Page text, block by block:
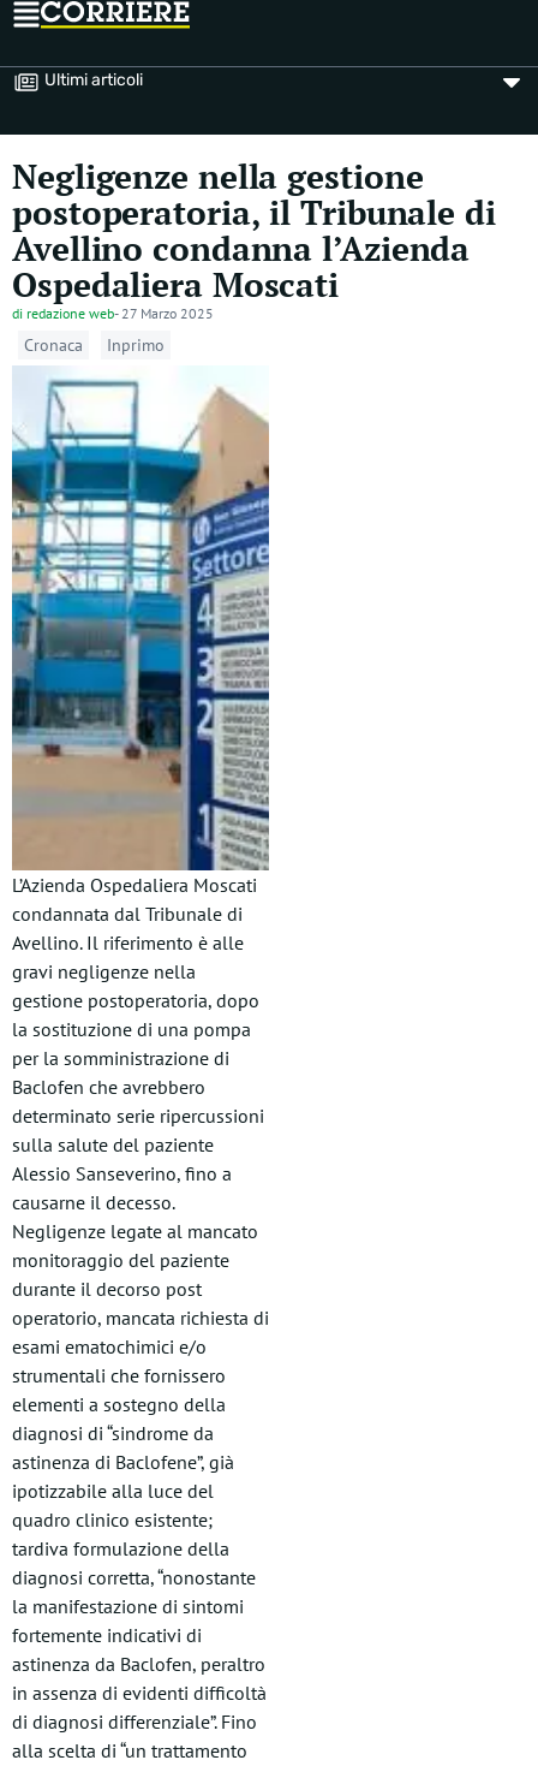
Ultimi articoli
Negligenze nella gestione
postoperatoria, il Tribunale di
Avellino condanna l’Azienda
Ospedaliera Moscati
di redazione web- 27 Marzo 2025
Cronaca Inprimo
L’Azienda Ospedaliera Moscati
condannata dal Tribunale di
Avellino. Il riferimento è alle
gravi negligenze nella
gestione postoperatoria, dopo
la sostituzione di una pompa
per la somministrazione di
Baclofen che avrebbero
determinato serie ripercussioni
sulla salute del paziente
Alessio Sanseverino, fino a
causarne il decesso.
Negligenze legate al mancato
monitoraggio del paziente
durante il decorso post
operatorio, mancata richiesta di
esami ematochimici e/o
strumentali che fornissero
elementi a sostegno della
diagnosi di “sindrome da
astinenza di Baclofene”, già
ipotizzabile alla luce del
quadro clinico esistente;
tardiva formulazione della
diagnosi corretta, “nonostante
la manifestazione di sintomi
fortemente indicativi di
astinenza da Baclofen, peraltro
in assenza di evidenti difficoltà
di diagnosi differenziale”. Fino
alla scelta di “un trattamento